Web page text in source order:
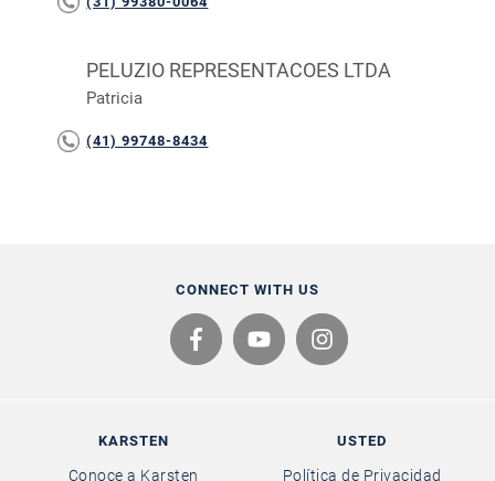
PELUZIO REPRESENTACOES LTDA
Patricia
(41) 99748-8434
CONNECT WITH US
KARSTEN
Conoce a Karsten
USTED
Política de Privacidad